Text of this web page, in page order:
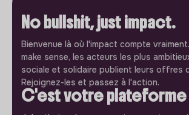
No bullshit, just impact.
Bienvenue là où l'impact compte
make sense, les acteurs les plus
sociale et solidaire publient leurs offres
Rejoignez-les et passez à l'action.
C'est votre plateforme